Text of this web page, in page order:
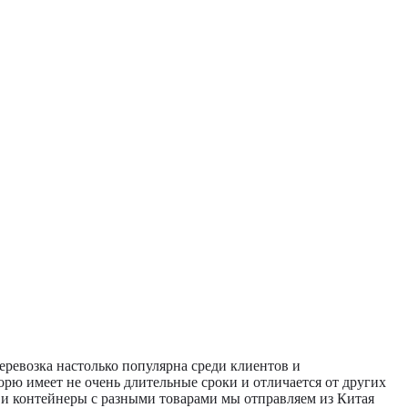
настолько популярна среди клиентов и
имеет не очень длительные сроки и отличается от других
контейнеры с разными товарами мы отправляем из Китая